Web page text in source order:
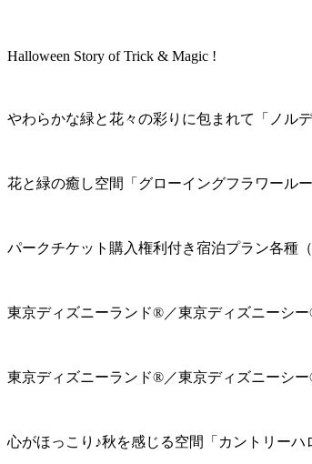
Halloween Story of Trick & Magic !
やわらかな緑と花々の彩りに包まれて「ノル
花と緑の癒し空間「グローイングフラワールー
パークチケット購入権利付き宿泊プラン各種（
東京ディズニーランド®／東京ディズニーシ
東京ディズニーランド®／東京ディズニーシ
心がほっこり♪秋を感じる空間「カントリーハ